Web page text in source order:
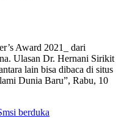
Award 2021_ dari
Ulasan Dr. Hernani Sirikit
lain bisa dibaca di situs
Dunia Baru”, Rabu, 10
berduka